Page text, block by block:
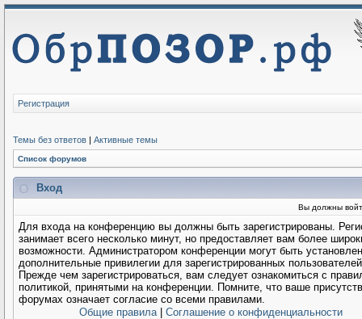
Регистрация
Темы без ответов | Активные темы
Список форумов
Вход
Вы должны
Для входа на конференцию вы должны быть зарегистрированы.
занимает всего несколько минут, но предоставляет вам более
возможности. Администратором конференции могут быть
дополнительные привилегии для зарегистрированных
Прежде чем зарегистрироваться, вам следует ознакомиться с
политикой, принятыми на конференции. Помните, что ваше
форумах означает согласие со всеми правилами.
Общие правила| Соглашение о конфиденциальности